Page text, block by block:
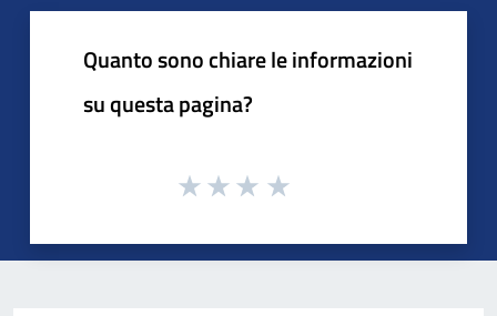
Quanto sono chiare le informazioni
su questa pagina?